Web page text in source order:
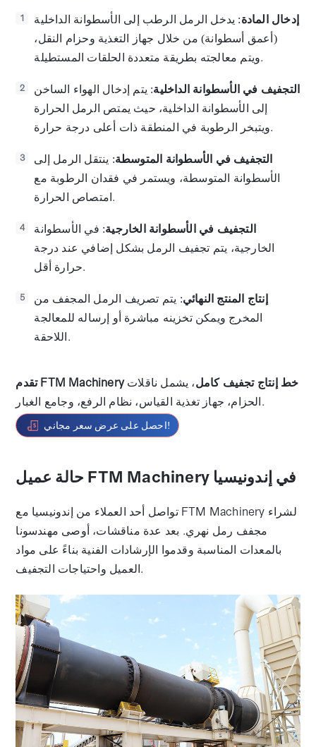
1 إدخال المادة: يدخل الرمل الرطب إلى الأسطوانة الداخلية
(أعمق أسطوانة) من خلال جهاز التغذية وحزام النقل،
ويتم معالجته بطريقة متعددة الحلقات المستطيلة.
2 التجفيف في الأسطوانة الداخلية: يتم إدخال الهواء الساخن
إلى الأسطوانة الداخلية، حيث يمتص الرمل الحرارة
ويتبخر الرطوبة في المنطقة ذات أعلى درجة حرارة.
3 التجفيف في الأسطوانة المتوسطة: ينتقل الرمل إلى
الأسطوانة المتوسطة، ويستمر في فقدان الرطوبة مع
امتصاص الحرارة.
4 التجفيف في الأسطوانة الخارجية: في الأسطوانة
الخارجية، يتم تجفيف الرمل بشكل إضافي عند درجة
حرارة أقل.
5 إنتاج المنتج النهائي: يتم تصريف الرمل المجفف من
المخرج ويمكن تخزينه مباشرة أو إرساله للمعالجة
اللاحقة.
تقدم FTM Machinery خط إنتاج تجفيف كامل، يشمل ناقلات
الحزام، جهاز تغذية القياس، نظام الرفع، وجامع الغبار.
احصل على عرض سعر مجاني!
حالة عميل FTM Machinery في إندونيسيا
تواصل أحد العملاء من إندونيسيا مع FTM Machinery لشراء
مجفف رمل نهري. بعد عدة مناقشات، أوصى مهندسونا
بالمعدات المناسبة وقدموا الإرشادات الفنية بناءً على مواد
العميل واحتياجات التجفيف.